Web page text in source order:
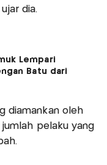
dia.
Lempari
Batu dari
diamankan oleh
pelaku yang